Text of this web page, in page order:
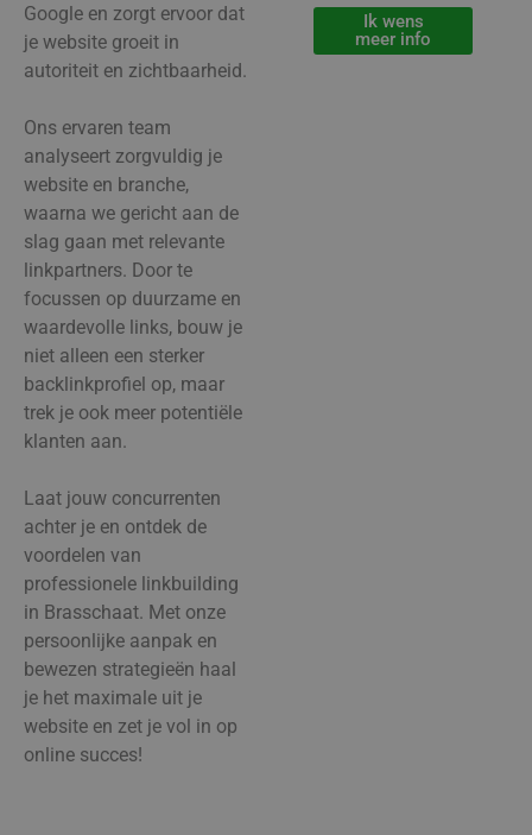
Google en zorgt ervoor dat
je website groeit in
autoriteit en zichtbaarheid.
Ons ervaren team
analyseert zorgvuldig je
website en branche,
waarna we gericht aan de
slag gaan met relevante
linkpartners. Door te
focussen op duurzame en
waardevolle links, bouw je
niet alleen een sterker
backlinkprofiel op, maar
trek je ook meer potentiële
klanten aan.
Laat jouw concurrenten
achter je en ontdek de
voordelen van
professionele linkbuilding
in Brasschaat. Met onze
persoonlijke aanpak en
bewezen strategieën haal
je het maximale uit je
website en zet je vol in op
online succes!
Ik wens
meer info